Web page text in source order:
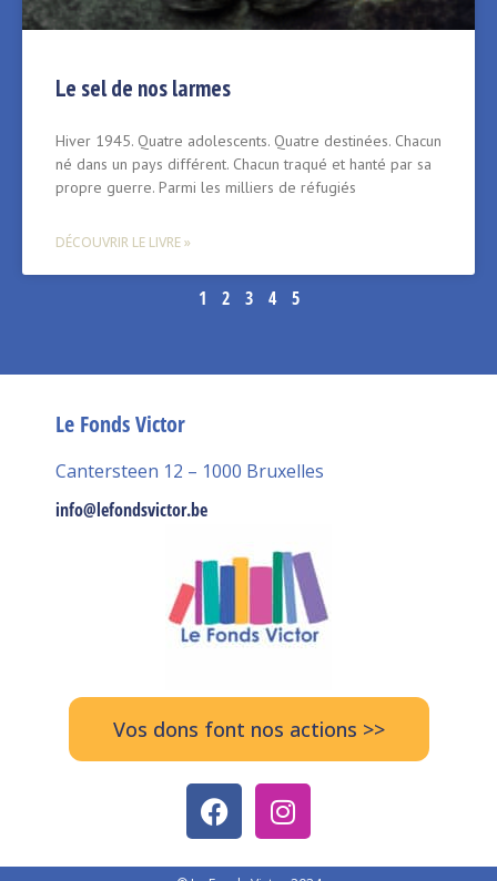
Le sel de nos larmes
Hiver 1945. Quatre adolescents. Quatre destinées. Chacun
né dans un pays différent. Chacun traqué et hanté par sa
propre guerre. Parmi les milliers de réfugiés
DÉCOUVRIR LE LIVRE »
1 2 3 4 5
Le Fonds Victor
Cantersteen 12 – 1000 Bruxelles
info@lefondsvictor.be
Vos dons font nos actions >>